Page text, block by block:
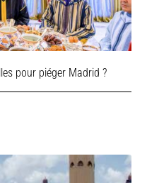
pour piéger Madrid ?